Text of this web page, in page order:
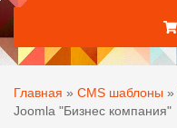
Главная » CMS шаблоны »
Joomla "Бизнес компания"